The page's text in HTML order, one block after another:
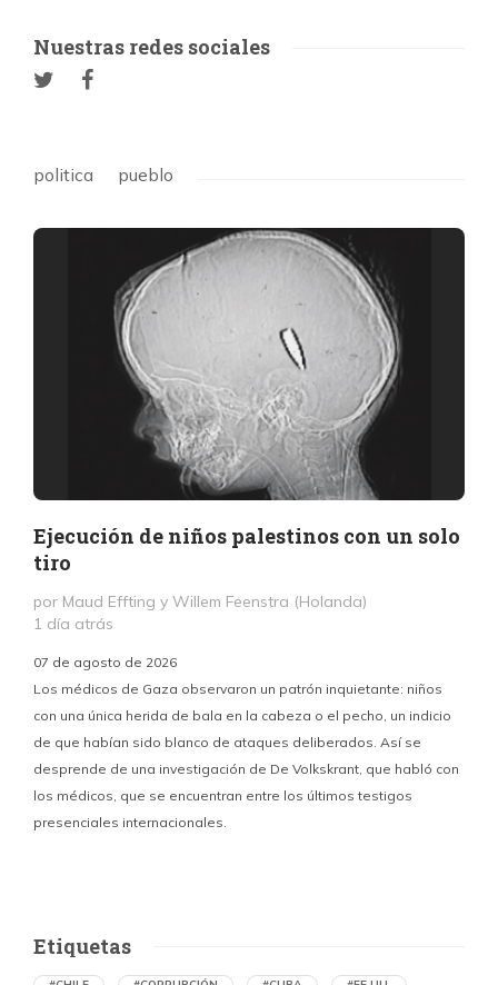
Nuestras redes sociales
politica pueblo
Ejecución de niños palestinos con un solo
tiro
por Maud Effting y Willem Feenstra (Holanda)
1 día atrás
07 de agosto de 2026
Los médicos de Gaza observaron un patrón inquietante: niños
con una única herida de bala en la cabeza o el pecho, un indicio
de que habían sido blanco de ataques deliberados. Así se
desprende de una investigación de De Volkskrant, que habló con
los médicos, que se encuentran entre los últimos testigos
presenciales internacionales.
Etiquetas